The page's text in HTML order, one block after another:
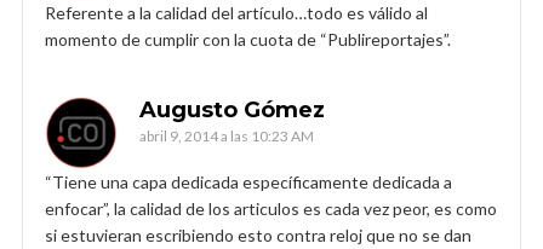
Referente a la calidad del artículo…todo es válido al
momento de cumplir con la cuota de “Publireportajes”.
Augusto Gómez
abril 9, 2014 a las 10:23 AM
“Tiene una capa dedicada específicamente dedicada a
enfocar”, la calidad de los articulos es cada vez peor, es como
si estuvieran escribiendo esto contra reloj que no se dan